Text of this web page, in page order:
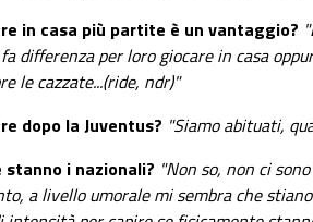
in casa più partite è un vantaggio?
differenza per loro giocare in casa
le cazzate...(ride, ndr)"
dopo la Juventus? "Siamo abituati,
stanno i nazionali? "Non so, non ci
a livello umorale mi sembra che